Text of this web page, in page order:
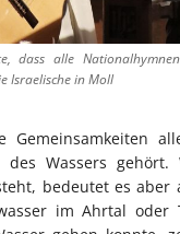
dass alle
Israelische in Moll
Wassers gehört.
bedeutet es aber
im Ahrtal oder